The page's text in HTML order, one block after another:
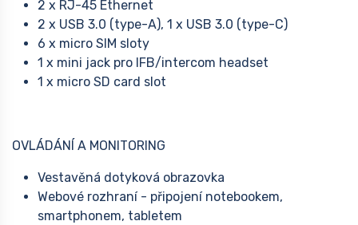
2 x RJ-45 Ethernet
2 x USB 3.0 (type-A), 1 x USB 3.0 (type-C)
6 x micro SIM sloty
1 x mini jack pro IFB/intercom headset
1 x micro SD card slot
OVLÁDÁNÍ A MONITORING
Vestavěná dotyková obrazovka
Webové rozhraní - připojení notebookem,
smartphonem, tabletem